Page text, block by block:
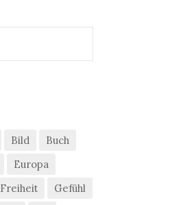
Bild
Buch
Europa
Freiheit
Gefühl